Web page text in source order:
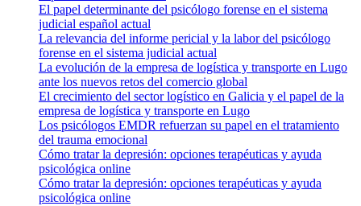
El papel determinante del psicólogo forense en el sistema
judicial español actual
La relevancia del informe pericial y la labor del psicólogo
forense en el sistema judicial actual
La evolución de la empresa de logística y transporte en Lugo
ante los nuevos retos del comercio global
El crecimiento del sector logístico en Galicia y el papel de la
empresa de logística y transporte en Lugo
Los psicólogos EMDR refuerzan su papel en el tratamiento
del trauma emocional
Cómo tratar la depresión: opciones terapéuticas y ayuda
psicológica online
Cómo tratar la depresión: opciones terapéuticas y ayuda
psicológica online